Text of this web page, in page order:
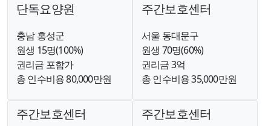
단독요양원
충남 홍성군
원생 15명(100%)
권리금 포함가
총 인수비용 80,000만원
주간보호센터
서울 동대문구
원생 70명(60%)
권리금 3억
총 인수비용 35,000만원
주간보호센터 주간보호센터